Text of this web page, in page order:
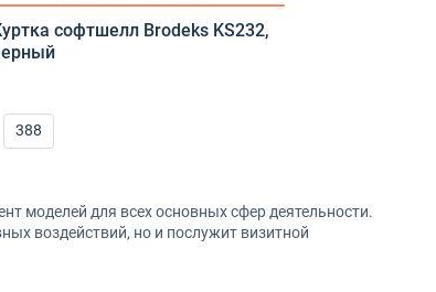
софтшелл Brodeks KS232,
388
моделей для всех основных сфер деятельности.
воздействий, но и послужит визитной